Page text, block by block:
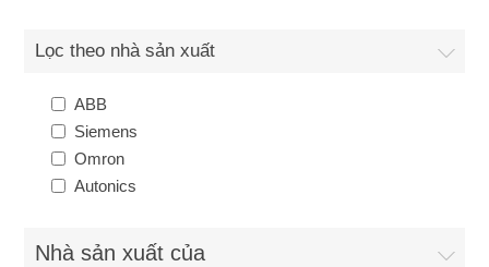
Lọc theo nhà sản xuất
ABB
Siemens
Omron
Autonics
Nhà sản xuất của